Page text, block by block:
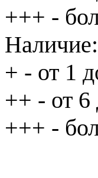
+++ -
Наличие:
+ - от 1
++ - от 6
+++ -